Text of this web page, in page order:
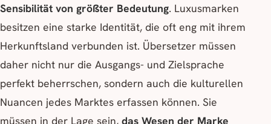
Sensibilität von größter Bedeutung. Luxusmarken
besitzen eine starke Identität, die oft eng mit ihrem
Herkunftsland verbunden ist. Übersetzer müssen
daher nicht nur die Ausgangs- und Zielsprache
perfekt beherrschen, sondern auch die kulturellen
Nuancen jedes Marktes erfassen können. Sie
müssen in der Lage sein, das Wesen der Marke